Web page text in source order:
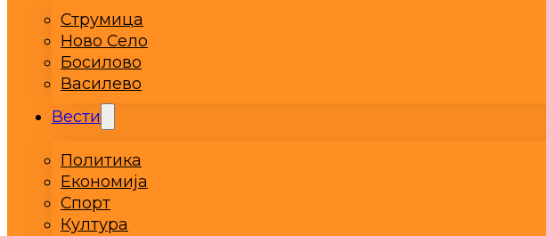
Струмица
Ново Село
Босилово
Василево
Вести
Политика
Економија
Спорт
Култура